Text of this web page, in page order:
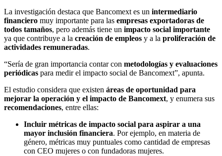
La investigación destaca que Bancomext es un intermediario
financiero muy importante para las empresas exportadoras de
todos tamaños, pero además tiene un impacto social importante
ya que contribuye a la creación de empleos y a la proliferación de
actividades remuneradas.
“Sería de gran importancia contar con metodologías y evaluaciones
periódicas para medir el impacto social de Bancomext”, apunta.
El estudio considera que existen áreas de oportunidad para
mejorar la operación y el impacto de Bancomext, y enumera sus
recomendaciones, entre ellas:
Incluir métricas de impacto social para aspirar a una
mayor inclusión financiera. Por ejemplo, en materia de
género, métricas muy puntuales como cantidad de empresas
con CEO mujeres o con fundadoras mujeres.